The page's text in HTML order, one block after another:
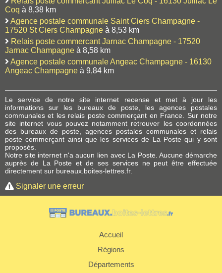
Coq à 8,38 km
Agence postale communale Saint Ciers Champagne -
17520 St Ciers Champagne à 8,53 km
Relais poste commercant Jarnac Champagne - 17520
Jarnac Champagne à 8,58 km
Agence postale communale Angeac Champagne - 16130
Angeac Champagne à 9,84 km
Le service de notre site internet recense et met à jour les
informations sur les bureaux de poste, les agences postales
communales et les relais poste commerçant en France. Sur notre
site internet vous pouvez notamment retrouver les coordonnées
des bureaux de poste, agences postales communales et relais
poste commerçant ainsi que les services de La Poste qui y sont
proposés.
Notre site internet n'a aucun lien avec La Poste. Aucune démarche
auprès de La Poste et de ses services ne peut être effectuée
directement sur bureaux.boites-lettres.fr.
Signaler une erreur
Accueil
Régions
Départements